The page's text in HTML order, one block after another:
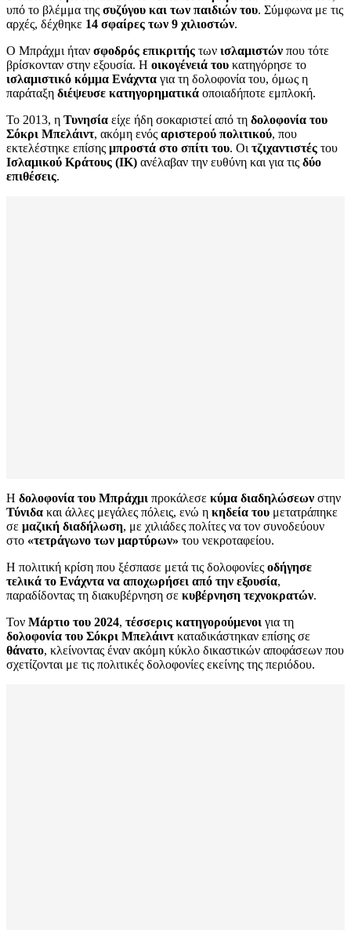
υπό το βλέμμα της συζύγου και των παιδιών του. Σύμφωνα με τις
αρχές, δέχθηκε 14 σφαίρες των 9 χιλιοστών.
Ο Μπράχμι ήταν σφοδρός επικριτής των ισλαμιστών που τότε
βρίσκονταν στην εξουσία. Η οικογένειά του κατηγόρησε το
ισλαμιστικό κόμμα Ενάχντα για τη δολοφονία του, όμως η
παράταξη διέψευσε κατηγορηματικά οποιαδήποτε εμπλοκή.
Το 2013, η Τυνησία είχε ήδη σοκαριστεί από τη δολοφονία του
Σόκρι Μπελάιντ, ακόμη ενός αριστερού πολιτικού, που
εκτελέστηκε επίσης μπροστά στο σπίτι του. Οι τζιχαντιστές του
Ισλαμικού Κράτους (ΙΚ) ανέλαβαν την ευθύνη και για τις δύο
επιθέσεις.
Η δολοφονία του Μπράχμι προκάλεσε κύμα διαδηλώσεων στην
Τύνιδα και άλλες μεγάλες πόλεις, ενώ η κηδεία του μετατράπηκε
σε μαζική διαδήλωση, με χιλιάδες πολίτες να τον συνοδεύουν
στο «τετράγωνο των μαρτύρων» του νεκροταφείου.
Η πολιτική κρίση που ξέσπασε μετά τις δολοφονίες οδήγησε
τελικά το Ενάχντα να αποχωρήσει από την εξουσία,
παραδίδοντας τη διακυβέρνηση σε κυβέρνηση τεχνοκρατών.
Τον Μάρτιο του 2024, τέσσερις κατηγορούμενοι για τη
δολοφονία του Σόκρι Μπελάιντκαταδικάστηκαν επίσης σε
θάνατο, κλείνοντας έναν ακόμη κύκλο δικαστικών αποφάσεων που
σχετίζονται με τις πολιτικές δολοφονίες εκείνης της περιόδου.